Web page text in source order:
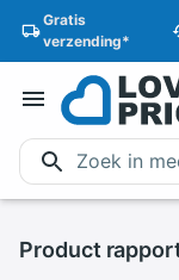
Gratis
verzending*
Product